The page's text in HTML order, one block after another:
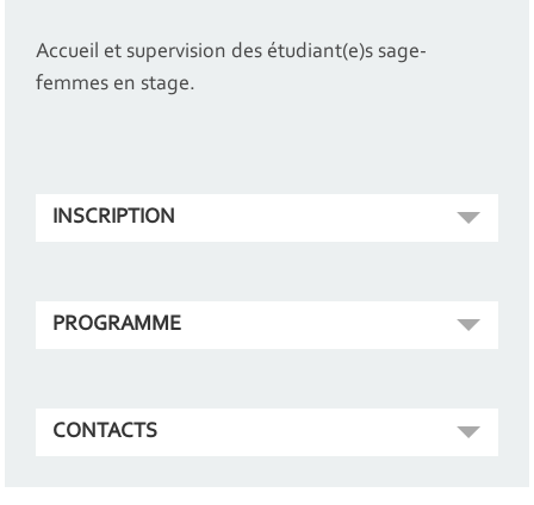
Accueil et supervision des étudiant(e)s sage-
femmes en stage.
INSCRIPTION
PROGRAMME
CONTACTS